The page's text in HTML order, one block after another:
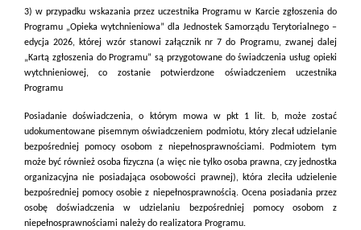
3) w przypadku wskazania przez uczestnika Programu w Karcie zgłoszenia do
Programu „Opieka wytchnieniowa” dla Jednostek Samorządu Terytorialnego –
edycja 2026, której wzór stanowi załącznik nr 7 do Programu, zwanej dalej
„Kartą zgłoszenia do Programu” są przygotowane do świadczenia usług opieki
wytchnieniowej, co zostanie potwierdzone oświadczeniem uczestnika
Programu
Posiadanie doświadczenia, o którym mowa w pkt 1 lit. b, może zostać
udokumentowane pisemnym oświadczeniem podmiotu, który zlecał udzielanie
bezpośredniej pomocy osobom z niepełnosprawnościami. Podmiotem tym
może być również osoba fizyczna (a więc nie tylko osoba prawna, czy jednostka
organizacyjna nie posiadająca osobowości prawnej), która zleciła udzielenie
bezpośredniej pomocy osobie z niepełnosprawnością. Ocena posiadania przez
osobę doświadczenia w udzielaniu bezpośredniej pomocy osobom z
niepełnosprawnościami należy do realizatora Programu.